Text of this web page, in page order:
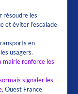
résoudre les
et éviter l’escalade
en
usagers.
mairie renforce les
signaler les
, Ouest France